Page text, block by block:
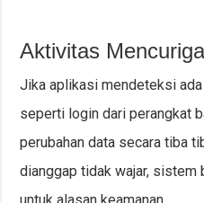
Aktivitas
Jika aplikasi mendeteksi
seperti login dari perangkat
perubahan data secara tiba
dianggap tidak wajar, sistem